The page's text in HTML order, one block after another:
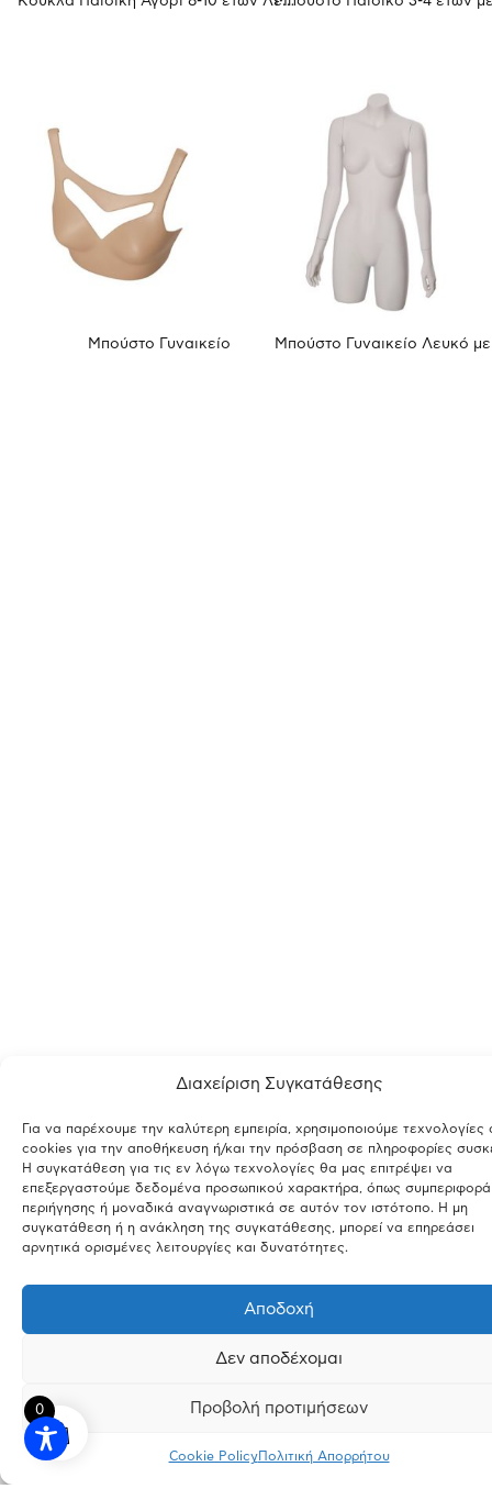
Διαχείριση Συγκατάθεσης
Για να παρέχουμε την καλύτερη εμπειρία, χρησιμοποιούμε τεχνολογίες
cookies για την αποθήκευση ή/και την πρόσβαση σε πληροφορίες
Η συγκατάθεση για τις εν λόγω τεχνολογίες θα μας επιτρέψει να
επεξεργαστούμε δεδομένα προσωπικού χαρακτήρα, όπως συμπεριφορά
περιήγησης ή μοναδικά αναγνωριστικά σε αυτόν τον ιστότοπο. Η μη
συγκατάθεση ή η ανάκληση της συγκατάθεσης, μπορεί να επηρεάσει
αρνητικά ορισμένες λειτουργίες και δυνατότητες.
Αποδοχή
Δεν αποδέχομαι
Προβολή προτιμήσεων
Cookie PolicyΠολιτική Απορρήτου
Μπούστο Γυναικείο
0